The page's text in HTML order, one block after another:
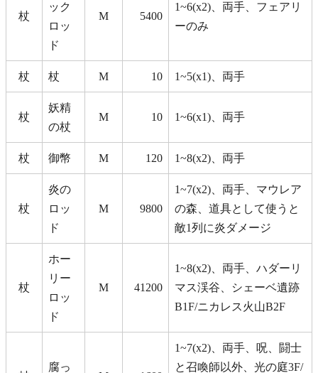
杖
ック
ロッ
ド
M 5400
1~6(x2)、両手、フェアリ
ーのみ
杖 杖 M 10 1~5(x1)、両手
杖
妖精
の杖
M 10 1~6(x1)、両手
杖 御幣 M 120 1~8(x2)、両手
杖
炎の
ロッ
ド
M 9800
1~7(x2)、両手、マウレア
の森、道具として使うと
敵1列に炎ダメージ
杖
ホー
リー
ロッ
ド
M 41200
1~8(x2)、両手、ハダーリ
マス渓谷、シェーベ遺跡
B1F/ニカレス火山B2F
腐っ
1~7(x2)、両手、呪、闘士
と召喚師以外、光の庭3F/